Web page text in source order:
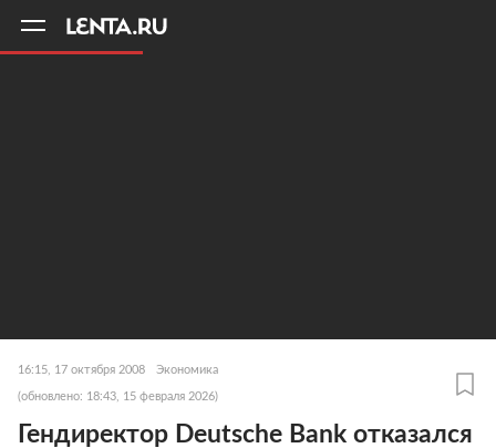
16:15, 17 октября 2008 Экономика
(обновлено: 18:43, 15 февраля 2026)
Гендиректор Deutsche Bank отказался